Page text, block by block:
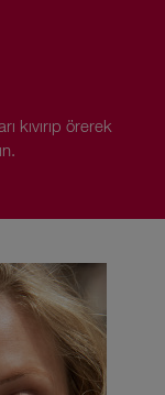
kıvırıp örerek